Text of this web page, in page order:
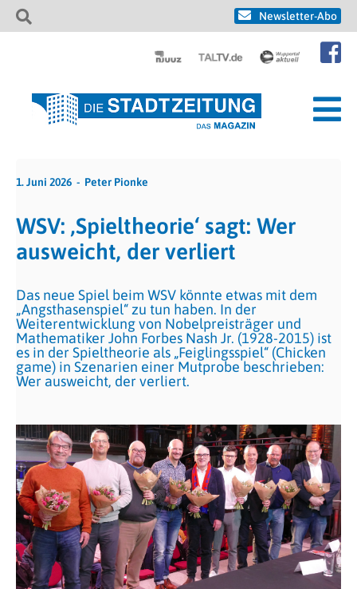
Newsletter-Abo
1. Juni 2026 Peter Pionke
WSV: ‚Spieltheorie‘ sagt: Wer
ausweicht, der verliert
Das neue Spiel beim WSV könnte etwas mit dem
„Angsthasenspiel“ zu tun haben. In der
Weiterentwicklung von Nobelpreisträger und
Mathematiker John Forbes Nash Jr. (1928-2015) ist
es in der Spieltheorie als „Feiglingsspiel“ (Chicken
game) in Szenarien einer Mutprobe beschrieben:
Wer ausweicht, der verliert.